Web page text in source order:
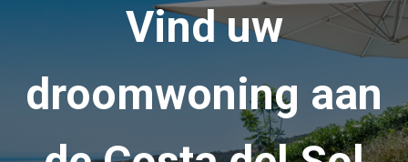
Vind uw
droomwoning aan